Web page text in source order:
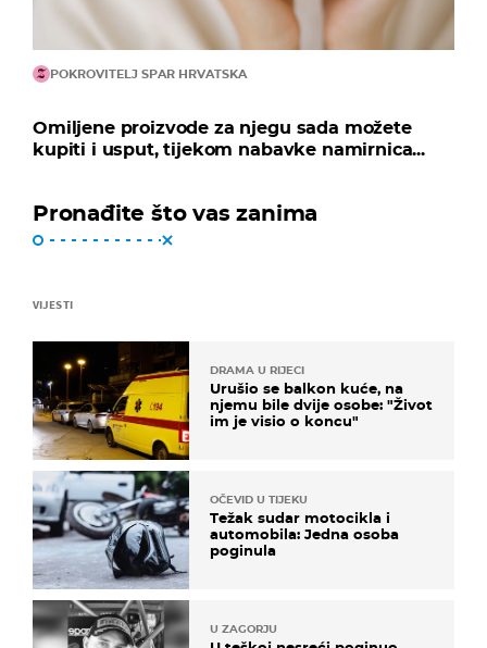
POKROVITELJ SPAR HRVATSKA
Omiljene proizvode za njegu sada možete
kupiti i usput, tijekom nabavke namirnica...
Pronađite što vas zanima
VIJESTI
DRAMA U RIJECI
Urušio se balkon kuće, na
njemu bile dvije osobe: "Život
im je visio o koncu"
OČEVID U TIJEKU
Težak sudar motocikla i
automobila: Jedna osoba
poginula
U ZAGORJU